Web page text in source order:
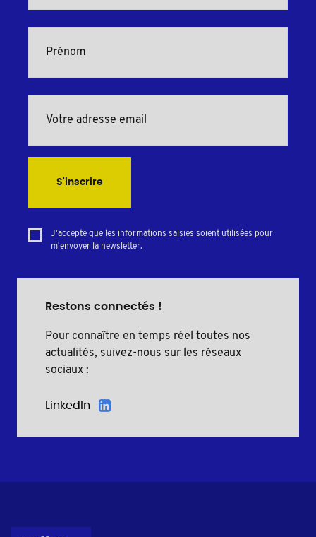
S'inscrire
J'accepte que les informations saisies soient utilisées pour
m'envoyer la newsletter.
Restons connectés !
Pour connaître en temps réel toutes nos
actualités, suivez-nous sur les réseaux
sociaux :
LinkedIn